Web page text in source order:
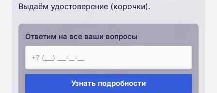
Выдаём удостоверение (корочки).
Ответим на все ваши вопросы
Узнать подробности